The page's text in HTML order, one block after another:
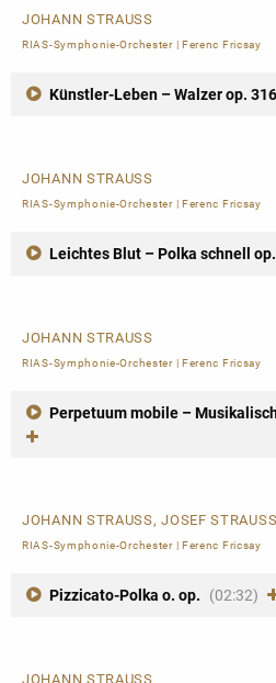
JOHANN STRAUSS
RIAS-Symphonie-Orchester| Ferenc Fricsay
Künstler-Leben – Walzer op. 316
JOHANN STRAUSS
RIAS-Symphonie-Orchester| Ferenc Fricsay
Leichtes Blut – Polka schnell
JOHANN STRAUSS
RIAS-Symphonie-Orchester| Ferenc Fricsay
Perpetuum mobile –
JOHANN STRAUSS, JOSEF STRAUSS
RIAS-Symphonie-Orchester| Ferenc Fricsay
Pizzicato-Polka o. op. (02:32)
JOHANN STRAUSS